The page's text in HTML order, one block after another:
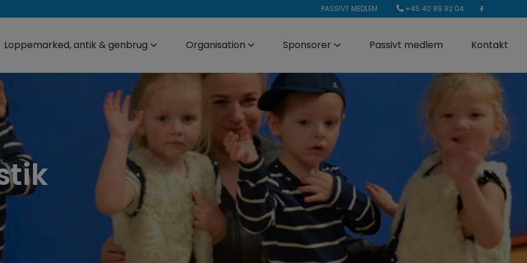
PASSIVT MEDLEM +45 40 89 82 04
Loppemarked, antik & genbrug Organisation Sponsorer Passivt medlem Kontakt